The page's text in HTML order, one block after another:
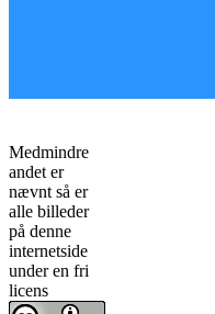
Medmindre
andet er
nævnt så er
alle billeder
på denne
internetside
under en fri
licens